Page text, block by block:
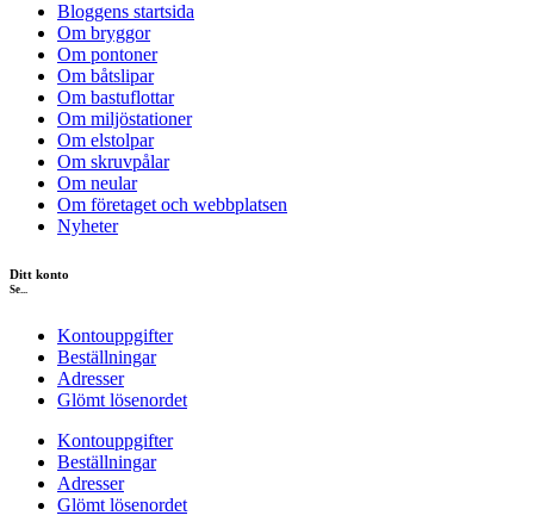
Bloggens startsida
Om bryggor
Om pontoner
Om båtslipar
Om bastuflottar
Om miljöstationer
Om elstolpar
Om skruvpålar
Om neular
Om företaget och webbplatsen
Nyheter
Ditt konto
Se...
Kontouppgifter
Beställningar
Adresser
Glömt lösenordet
Kontouppgifter
Beställningar
Adresser
Glömt lösenordet